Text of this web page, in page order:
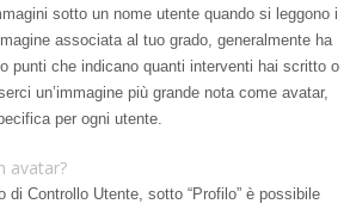
sotto un nome utente quando si leggono i
associata al tuo grado, generalmente ha
punti che indicano quanti interventi hai scritto o
un’immagine più grande nota come avatar,
per ogni utente.
avatar?
di Controllo Utente, sotto “Profilo” è possibile